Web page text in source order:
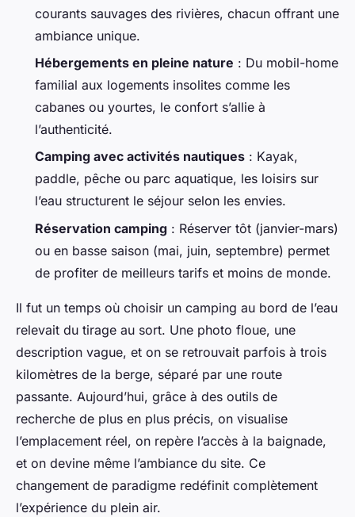
courants sauvages des rivières, chacun offrant une
ambiance unique.
Hébergements en pleine nature : Du mobil-home
familial aux logements insolites comme les
cabanes ou yourtes, le confort s’allie à
l’authenticité.
Camping avec activités nautiques : Kayak,
paddle, pêche ou parc aquatique, les loisirs sur
l’eau structurent le séjour selon les envies.
Réservation camping : Réserver tôt (janvier-mars)
ou en basse saison (mai, juin, septembre) permet
de profiter de meilleurs tarifs et moins de monde.
Il fut un temps où choisir un camping au bord de l’eau
relevait du tirage au sort. Une photo floue, une
description vague, et on se retrouvait parfois à trois
kilomètres de la berge, séparé par une route
passante. Aujourd’hui, grâce à des outils de
recherche de plus en plus précis, on visualise
l’emplacement réel, on repère l’accès à la baignade,
et on devine même l’ambiance du site. Ce
changement de paradigme redéfinit complètement
l’expérience du plein air.